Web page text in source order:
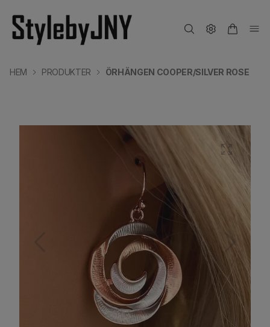
HEM PRODUKTER ÖRHÄNGEN COOPER/SILVER ROSE